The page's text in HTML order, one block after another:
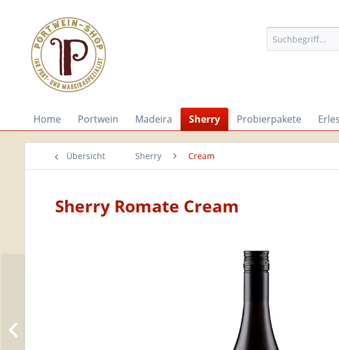
Home Portwein Madeira Sherry Probierpakete
Übersicht Sherry Cream
Sherry Romate Cream